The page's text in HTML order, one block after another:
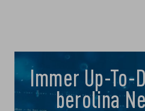
Immer Up-To-
berolina